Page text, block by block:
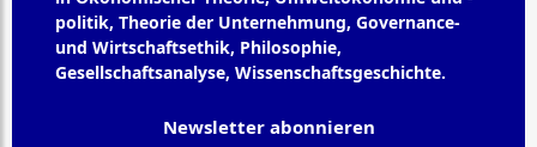
politik, Theorie der Unternehmung, Governance-
und Wirtschaftsethik, Philosophie,
Gesellschaftsanalyse, Wissenschaftsgeschichte.
Newsletter abonnieren